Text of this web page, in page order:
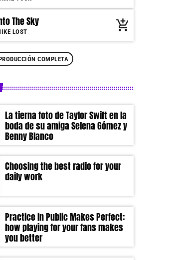
justo mauris, auctor eget tellus nec,
varius mauris. Sed eu congue nulla, et
Aliquam semper faucibus odio id
varius laoreet sodales.
The Sky
LOST add_shopping_cart
COMPLETA
La tierna foto de Taylor Swift en la
boda de su amiga Selena Gómez y
Benny Blanco
Choosing the best radio for your
daily work
Practice in Public Makes Perfect:
how playing for your fans makes
you better